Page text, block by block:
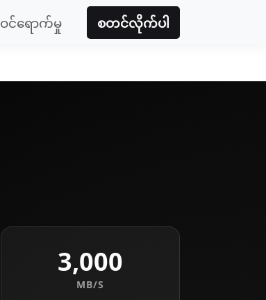
ဝင်ရောက်မှု စတင်လိုက်ပါ
3,000
MB/S